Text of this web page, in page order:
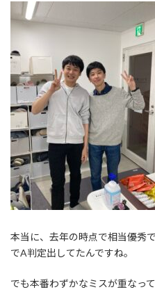
本当に、去年の時点で相当優秀
でA判定出してたんですね。
でも本番わずかなミスが重なっ